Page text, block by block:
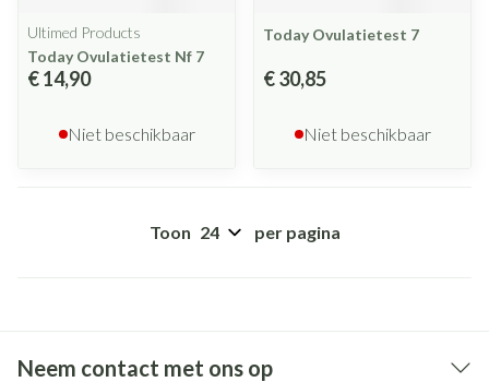
Ultimed Products
Today Ovulatietest Nf 7
€ 14,90
Niet beschikbaar
Today Ovulatietest 7
€ 30,85
Niet beschikbaar
Toon per pagina
Neem contact met ons op